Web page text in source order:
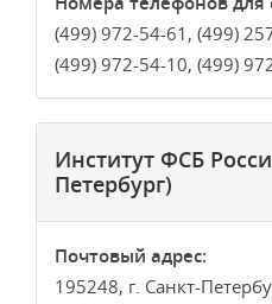
(499) 972-54-61, (499)
(499) 972-54-10, (499)
Институт ФСБ
Петербург)
Почтовый адрес:
195248, г. Санкт-